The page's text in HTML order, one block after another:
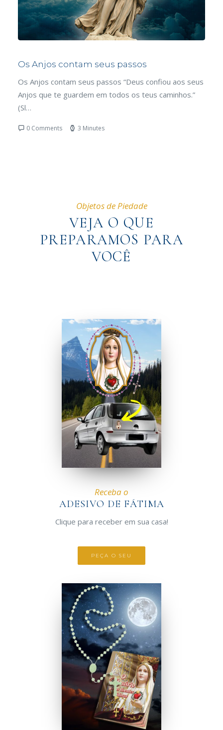
O Milagre do Sol
O Milagre do Sol Quarta aparição: 19 de agosto de
1917 Quando, no mês de agosto, aproximava-se o dia
0 Comments 9 Minutes
Objetos de Piedade
VEJA O QUE
PREPARAMOS PARA
VOCÊ
Receba o
ADESIVO DE FÁTIMA
Clique para receber em sua casa!
PEÇA O SEU